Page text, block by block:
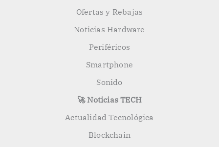
Ofertas y Rebajas
Noticias Hardware
Periféricos
Smartphone
Sonido
🚀 Noticias TECH
Actualidad Tecnológica
Blockchain